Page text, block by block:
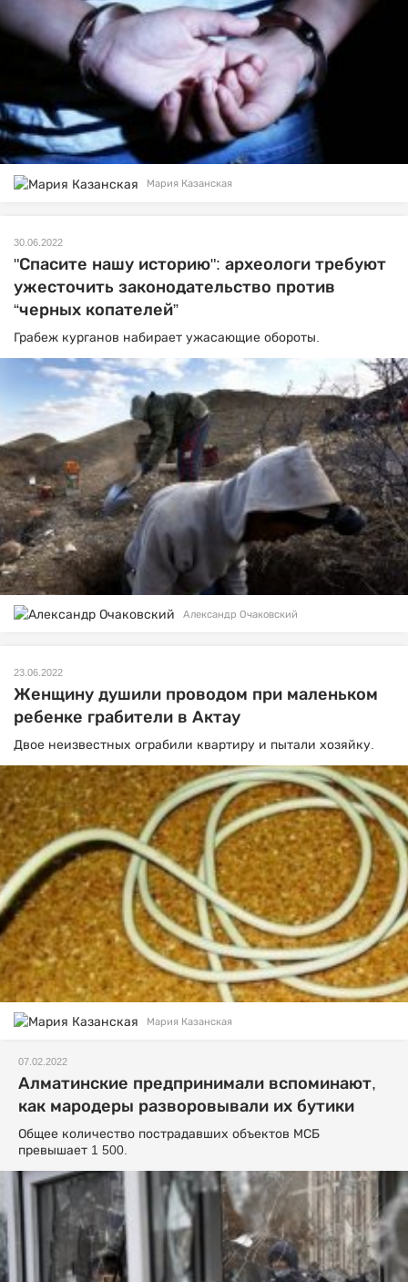
Мария Казанская
30.06.2022
"Спасите нашу историю": археологи требуют
ужесточить законодательство против
“черных копателей”
Грабеж курганов набирает ужасающие обороты.
Александр Очаковский
23.06.2022
Женщину душили проводом при маленьком
ребенке грабители в Актау
Двое неизвестных ограбили квартиру и пытали хозяйку.
Мария Казанская
07.02.2022
Алматинские предпринимали вспоминают,
как мародеры разворовывали их бутики
Общее количество пострадавших объектов МСБ
превышает 1 500.